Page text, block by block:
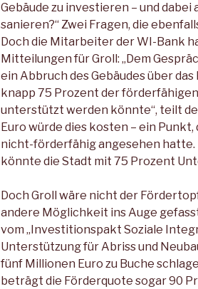
Gebäude zu investieren – und dabei
sanieren?“ Zwei Fragen, die
Doch die Mitarbeiter der WI-Bank
Mitteilungen für Groll: „Dem
ein Abbruch des Gebäudes über
knapp 75 Prozent der
unterstützt werden könnte“, teilt
Euro würde dies kosten – ein
nicht-förderfähig angesehen hatte.
könnte die Stadt mit 75 Prozent
Doch Groll wäre nicht der
andere Möglichkeit ins Auge
vom „Investitionspakt Soziale
Unterstützung für Abriss und
fünf Millionen Euro zu Buche
beträgt die Förderquote sogar 90